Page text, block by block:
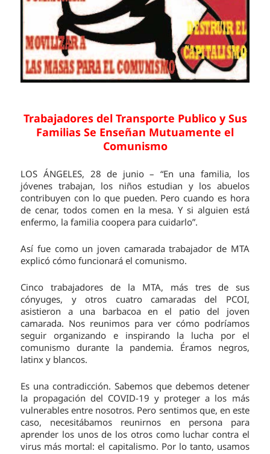
Trabajadores del Transporte Publico y Sus
Familias Se Enseñan Mutuamente el
Comunismo
LOS ÁNGELES, 28 de junio – “En una familia, los
jóvenes trabajan, los niños estudian y los abuelos
contribuyen con lo que pueden. Pero cuando es hora
de cenar, todos comen en la mesa. Y si alguien está
enfermo, la familia coopera para cuidarlo”.
Así fue como un joven camarada trabajador de MTA
explicó cómo funcionará el comunismo.
Cinco trabajadores de la MTA, más tres de sus
cónyuges, y otros cuatro camaradas del PCOI,
asistieron a una barbacoa en el patio del joven
camarada. Nos reunimos para ver cómo podríamos
seguir organizando e inspirando la lucha por el
comunismo durante la pandemia. Éramos negros,
latinx y blancos.
Es una contradicción. Sabemos que debemos detener
la propagación del COVID-19 y proteger a los más
vulnerables entre nosotros. Pero sentimos que, en este
caso, necesitábamos reunirnos en persona para
aprender los unos de los otros como luchar contra el
virus más mortal: el capitalismo. Por lo tanto, usamos